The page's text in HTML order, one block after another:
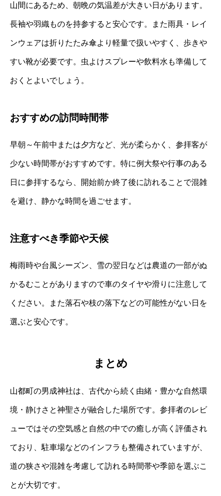
山間にあるため、朝晩の気温差が大きい日があります。
長袖や羽織ものを持参すると安心です。また雨具・レイ
ンウェアは折りたたみ傘より軽量で扱いやすく、歩きや
すい靴が必要です。虫よけスプレーや飲料水も準備して
おくとよいでしょう。
おすすめの訪問時間帯
早朝～午前中または夕方など、光が柔らかく、参拝客が
少ない時間帯がおすすめです。特に例大祭や行事のある
日に参拝するなら、開始前か終了後に訪れることで混雑
を避け、静かな時間を過ごせます。
注意すべき季節や天候
梅雨時や台風シーズン、雪の翌日などは農道の一部がぬ
かるむことがありますので車のタイヤや滑りに注意して
ください。また落石や枝の落下などの可能性がない日を
選ぶと安心です。
まとめ
山都町の男成神社は、古代から続く由緒・豊かな自然環
境・静けさと神聖さが融合した場所です。参拝者のレビ
ューではその空気感と自然の中での癒しが高く評価され
ており、駐車場などのインフラも整備されていますが、
道の狭さや混雑を考慮して訪れる時間帯や季節を選ぶこ
とが大切です。